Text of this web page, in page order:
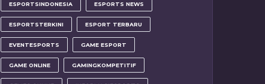
ESPORTSINDONESIA ESPORTS NEWS
ESPORTSTERKINI ESPORT TERBARU
EVENTESPORTS GAME ESPORT
GAME ONLINE GAMINGKOMPETITIF